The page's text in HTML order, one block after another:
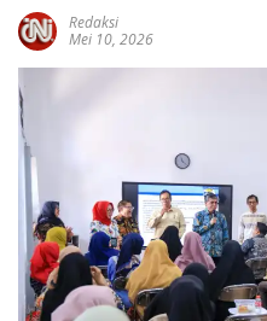
Redaksi
Mei 10, 2026